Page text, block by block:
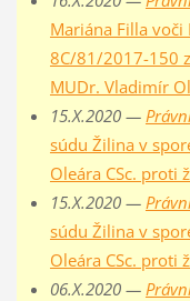
Mariána Filla voči
8C/81/2017-150
MUDr. Vladimír
15.X.2020 —
súdu Žilina v
Oleára CSc. proti
15.X.2020 —
súdu Žilina v
Oleára CSc. proti
06.X.2020 —